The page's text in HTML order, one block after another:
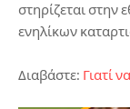
στηρίζεται
ενηλίκων
Διαβάστε: Γιατί